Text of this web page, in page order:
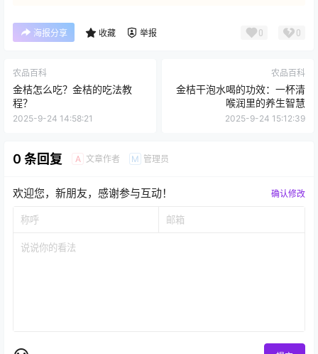
海报分享 收藏 举报 0 0
农品百科
金桔怎么吃？金桔的吃法教
程？
2025-9-24 14:58:21
农品百科
金桔干泡水喝的功效：一杯清
喉润里的养生智慧
2025-9-24 15:12:39
0 条回复 A 文章作者 M 管理员
欢迎您，新朋友，感谢参与互动！ 确认修改